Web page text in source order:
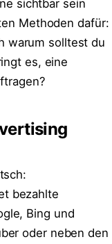
sichtbar sein
Methoden dafür:
warum solltest du
es, eine
bezahlte
Bing und
oder neben den